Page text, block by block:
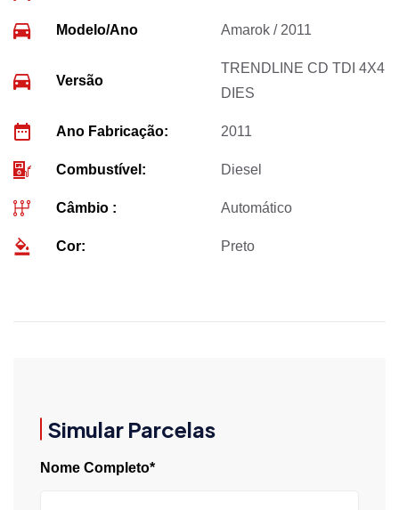
Modelo/Ano Amarok / 2011
Versão
TRENDLINE CD TDI 4X4
DIES
Ano Fabricação: 2011
Combustível: Diesel
Câmbio : Automático
Cor: Preto
Simular Parcelas
Nome Completo*